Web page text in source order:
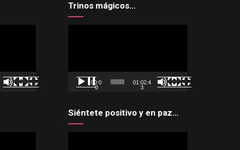
Trinos mágicos…
00:0
0
01:02:4
3
Siéntete positivo y en paz…